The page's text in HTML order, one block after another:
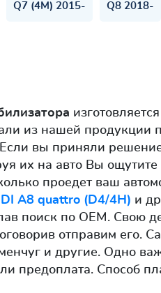
Q7 (4M) 2015- Q8 2018-
из нашей продукции
вы приняли
их на авто Вы
проедет ваш
A8 quattro (D4/4H) и
поиск по OEM. Свою
отправим его.
и другие. Одно
предоплата. Способ